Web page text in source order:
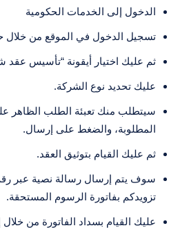
الدخول إلى الخدمات الحكومية
تسجيل الدخول في الموقع من
ثم عليك اختيار أيقونة “تأسيس عقد
عليك تحديد نوع الشركة.
سيتطلب منك تعبئة الطلب الظاهر
المطلوبة، والضغط على إرسال.
ثم عليك القيام بتوثيق العقد.
سوف يتم إرسال رسالة نصية عبر
تزويدكم بفاتورة الرسوم المستحقة.
عليك القيام بسداد الفاتورة من